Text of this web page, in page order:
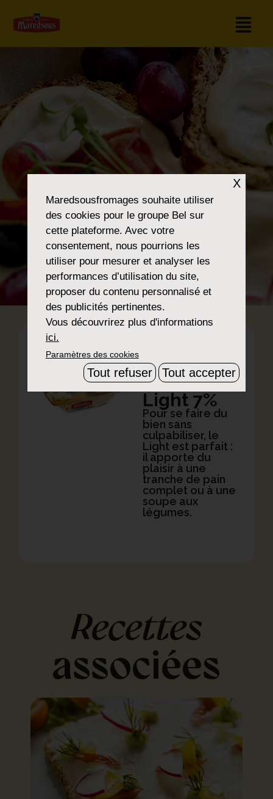
Double
Crème
Light 7%
Pour se faire du
bien sans
culpabiliser, le
Light est parfait :
il apporte du
plaisir à une
tranche de pain
complet ou à une
soupe aux
légumes.
Recettes
associées
X
Maredsousfromages souhaite utiliser
des cookies pour le groupe Bel sur
cette plateforme. Avec votre
consentement, nous pourrions les
utiliser pour mesurer et analyser les
performances d’utilisation du site,
proposer du contenu personnalisé et
des publicités pertinentes.
Vous découvrirez plus d'informations
ici.
Paramètres des cookies
Tout refuser Tout accepter